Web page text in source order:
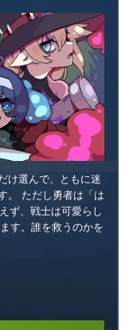
け選んで、ともに迷
。 ただし勇者は「は
ず、戦士は可愛らし
す。誰を救うのかを